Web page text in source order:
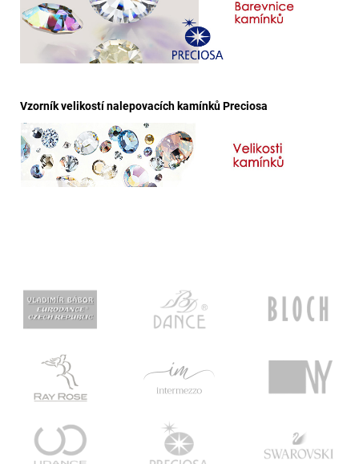
Vzorník velikostí nalepovacích kamínků Preciosa